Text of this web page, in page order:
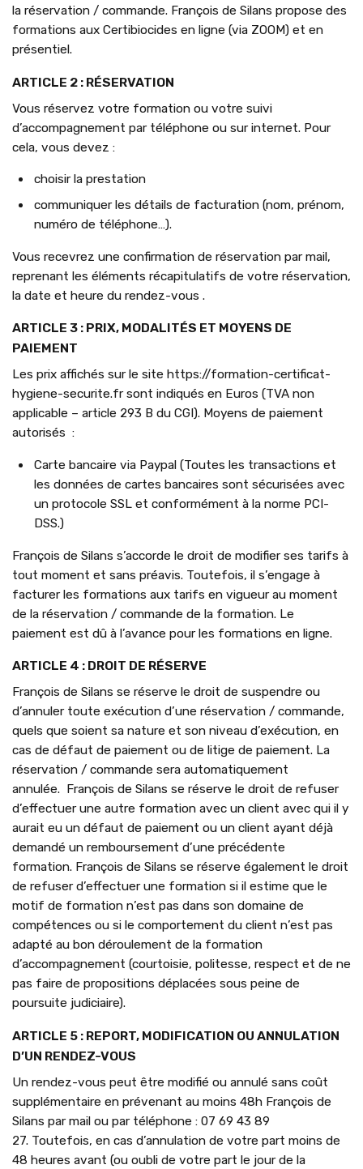
la réservation / commande. François de Silans propose des
formations aux Certibiocides en ligne (via ZOOM) et en
présentiel.
ARTICLE 2 : RÉSERVATION
Vous réservez votre formation ou votre suivi
d’accompagnement par téléphone ou sur internet. Pour
cela, vous devez :
choisir la prestation
communiquer les détails de facturation (nom, prénom,
numéro de téléphone…).
Vous recevrez une confirmation de réservation par mail,
reprenant les éléments récapitulatifs de votre réservation,
la date et heure du rendez-vous .
ARTICLE 3 : PRIX, MODALITÉS ET MOYENS DE
PAIEMENT
Les prix affichés sur le site https://formation-certificat-
hygiene-securite.fr sont indiqués en Euros (TVA non
applicable – article 293 B du CGI). Moyens de paiement
autorisés :
Carte bancaire via Paypal (Toutes les transactions et
les données de cartes bancaires sont sécurisées avec
un protocole SSL et conformément à la norme PCI-
DSS.)
François de Silans s’accorde le droit de modifier ses tarifs à
tout moment et sans préavis. Toutefois, il s’engage à
facturer les formations aux tarifs en vigueur au moment
de la réservation / commande de la formation. Le
paiement est dû à l’avance pour les formations en ligne.
ARTICLE 4 : DROIT DE RÉSERVE
François de Silans se réserve le droit de suspendre ou
d’annuler toute exécution d’une réservation / commande,
quels que soient sa nature et son niveau d’exécution, en
cas de défaut de paiement ou de litige de paiement. La
réservation / commande sera automatiquement
annulée. François de Silans se réserve le droit de refuser
d’effectuer une autre formation avec un client avec qui il y
aurait eu un défaut de paiement ou un client ayant déjà
demandé un remboursement d’une précédente
formation. François de Silans se réserve également le droit
de refuser d’effectuer une formation si il estime que le
motif de formation n’est pas dans son domaine de
compétences ou si le comportement du client n’est pas
adapté au bon déroulement de la formation
d’accompagnement (courtoisie, politesse, respect et de ne
pas faire de propositions déplacées sous peine de
poursuite judiciaire).
ARTICLE 5 : REPORT, MODIFICATION OU ANNULATION
D’UN RENDEZ-VOUS
Un rendez-vous peut être modifié ou annulé sans coût
supplémentaire en prévenant au moins 48h François de
Silans par mail ou par téléphone : 07 69 43 89
27. Toutefois, en cas d’annulation de votre part moins de
48 heures avant (ou oubli de votre part le jour de la